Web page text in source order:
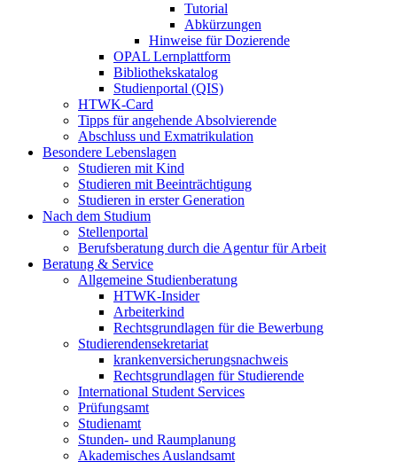
Tutorial
Abkürzungen
Hinweise für Dozierende
OPAL Lernplattform
Bibliothekskatalog
Studienportal (QIS)
HTWK-Card
Tipps für angehende Absolvierende
Abschluss und Exmatrikulation
Besondere Lebenslagen
Studieren mit Kind
Studieren mit Beeinträchtigung
Studieren in erster Generation
Nach dem Studium
Stellenportal
Berufsberatung durch die Agentur für Arbeit
Beratung & Service
Allgemeine Studienberatung
HTWK-Insider
Arbeiterkind
Rechtsgrundlagen für die Bewerbung
Studierendensekretariat
krankenversicherungsnachweis
Rechtsgrundlagen für Studierende
International Student Services
Prüfungsamt
Studienamt
Stunden- und Raumplanung
Akademisches Auslandsamt